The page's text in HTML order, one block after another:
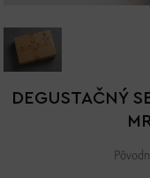
DEGUSTAČNÝ